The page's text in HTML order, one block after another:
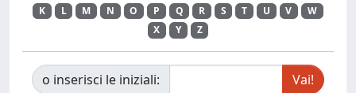
K
L M N O P Q R S T U V
W
X
Y Z
o inserisci le iniziali: